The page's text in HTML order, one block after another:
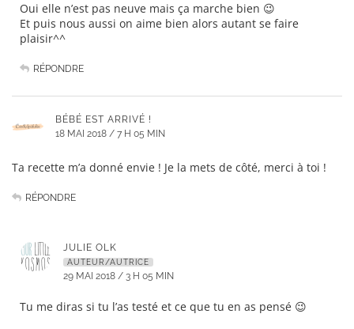
Oui elle n’est pas neuve mais ça marche bien 😉
Et puis nous aussi on aime bien alors autant se faire
plaisir^^
RÉPONDRE
BÉBÉ EST ARRIVÉ !
18 MAI 2018 / 7 H 05 MIN
Ta recette m’a donné envie ! Je la mets de côté, merci à toi !
RÉPONDRE
JULIE OLK
AUTEUR/AUTRICE
29 MAI 2018 / 3 H 05 MIN
Tu me diras si tu l’as testé et ce que tu en as pensé 😉